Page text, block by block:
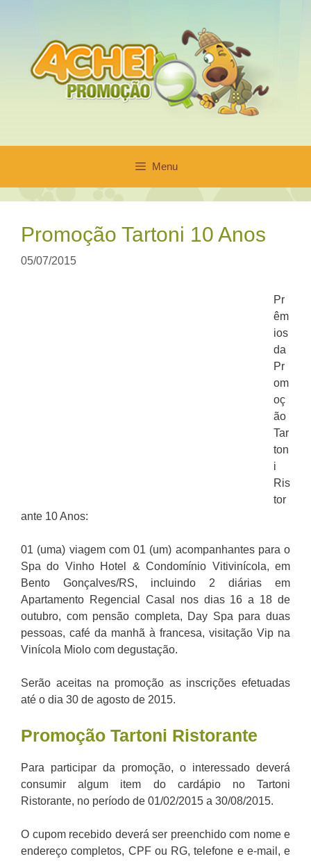
conteúdo
Menu
Promoção Tartoni 10 Anos
05/07/2015
Pr
êm
ios
da
Pr
om
oç
ão
Tar
ton
i
Ris
tor
ante 10 Anos:
01 (uma) viagem com 01 (um) acompanhantes para o
Spa do Vinho Hotel & Condomínio Vitivinícola, em
Bento Gonçalves/RS, incluindo 2 diárias em
Apartamento Regencial Casal nos dias 16 a 18 de
outubro, com pensão completa, Day Spa para duas
pessoas, café da manhã à francesa, visitação Vip na
Vinícola Miolo com degustação.
Serão aceitas na promoção as inscrições efetuadas
até o dia 30 de agosto de 2015.
Promoção Tartoni Ristorante
Para participar da promoção, o interessado deverá
consumir algum item do cardápio no Tartoni
Ristorante, no período de 01/02/2015 a 30/08/2015.
O cupom recebido deverá ser preenchido com nome e
endereço completos, CPF ou RG, telefone e e-mail, e